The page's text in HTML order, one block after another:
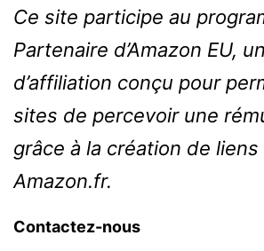
Ce site participe au
Partenaire d’Amazon EU,
d’affiliation conçu pour
sites de percevoir une
grâce à la création de liens
Amazon.fr.
Contactez-nous